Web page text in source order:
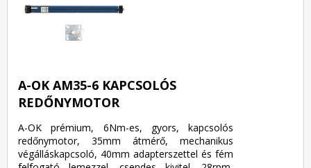
A-OK AM35-6 KAPCSOLÓS
REDŐNYMOTOR
A-OK prémium, 6Nm-es, gyors, kapcsolós
redőnymotor, 35mm átmérő, mechanikus
végálláskapcsoló, 40mm adapterszettel és fém